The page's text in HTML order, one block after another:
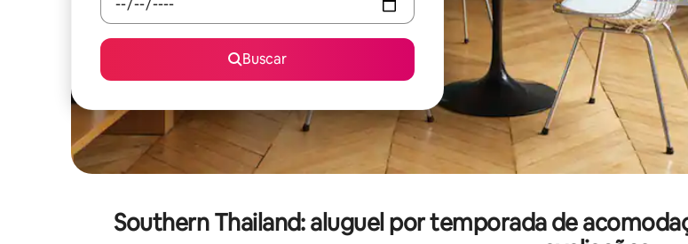
Buscar
Southern Thailand: aluguel por temporada de